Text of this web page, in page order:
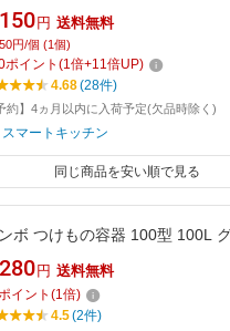
ス ぬか漬け容器 漬物容器 スギ
杉 木製 いなかず商店 発酵食品
倍/送料無料】【p0819】
円 送料無料
円/個 (1個)
ポイント (1倍+11倍UP)
4.68(28件)
約】4ヵ月以内に入荷予定(欠品時除く)
スマートキッチン
同じ商品を安い順で見る
ンボ つけもの容器 100型 100L
円 送料無料
イント (1倍)
4.5(2件)